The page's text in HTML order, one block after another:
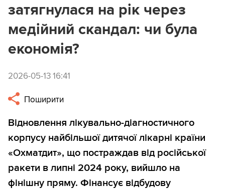
затягнулася на рік через
медійний скандал: чи була
економія?
2026-05-13 16:41
Поширити
Відновлення лікувально-діагностичного
корпусу найбільшої дитячої лікарні країни
«Охматдит», що постраждав від російської
ракети в липні 2024 року, вийшло на
фінішну пряму. Фінансує відбудову